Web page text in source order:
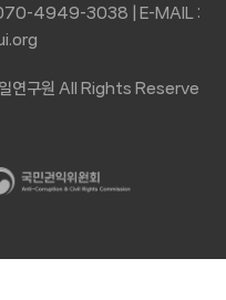
4949-3038 | E-MAIL :
연구원 All Rights Reserve